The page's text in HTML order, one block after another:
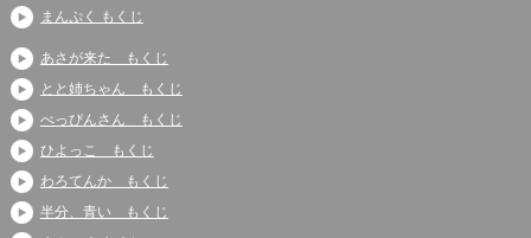
まんぷく もくじ
あさが来た もくじ
とと姉ちゃん もくじ
べっぴんさん もくじ
ひよっこ もくじ
わろてんか もくじ
半分、青い もくじ